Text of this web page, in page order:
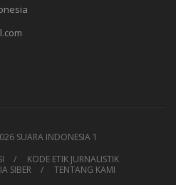
SUARA INDONESIA 1
KODE ETIK JURNALISTIK
SIBER
TENTANG KAMI